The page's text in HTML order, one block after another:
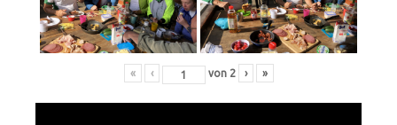
« ‹ von 2 › »